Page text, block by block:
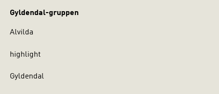
Gyldendal-gruppen
Alvilda
highlight
Gyldendal